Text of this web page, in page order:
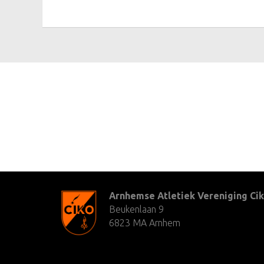
Arnhemse Atletiek Vereniging
Beukenlaan 9
6823 MA Arnhem